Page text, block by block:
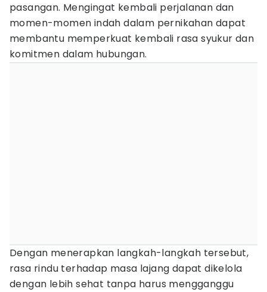
pasangan. Mengingat kembali perjalanan dan
momen-momen indah dalam pernikahan dapat
membantu memperkuat kembali rasa syukur dan
komitmen dalam hubungan.
Dengan menerapkan langkah-langkah tersebut,
rasa rindu terhadap masa lajang dapat dikelola
dengan lebih sehat tanpa harus mengganggu